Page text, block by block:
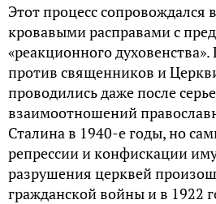
Этот процесс сопровождался
кровавыми расправами с
«реакционного
против священников и
проводились даже после
взаимоотношений
Сталина в 1940-е годы, но
репрессии и конфискации
разрушения церквей
гражданской войны и в 1922